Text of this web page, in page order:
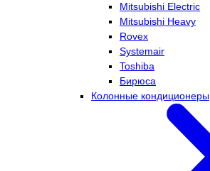
Mitsubishi Electric
Mitsubishi Heavy
Rovex
Systemair
Toshiba
Бирюса
Колонные кондиционеры